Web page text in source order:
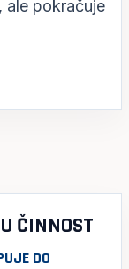
ale pokračuje
ČINNOST
DO